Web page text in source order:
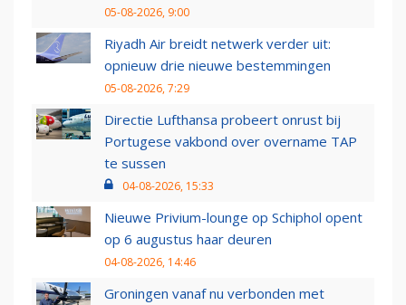
05-08-2026, 9:00
Riyadh Air breidt netwerk verder uit:
opnieuw drie nieuwe bestemmingen
05-08-2026, 7:29
Directie Lufthansa probeert onrust bij
Portugese vakbond over overname TAP
te sussen
04-08-2026, 15:33
Nieuwe Privium-lounge op Schiphol opent
op 6 augustus haar deuren
04-08-2026, 14:46
Groningen vanaf nu verbonden met